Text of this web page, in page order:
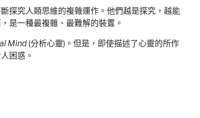
探究人類思維的複雜運作。他們越是探究，越能
是一種最複雜、最難解的裝置。
Mind(分析心靈)。但是，即使描述了心靈的所作
困惑。